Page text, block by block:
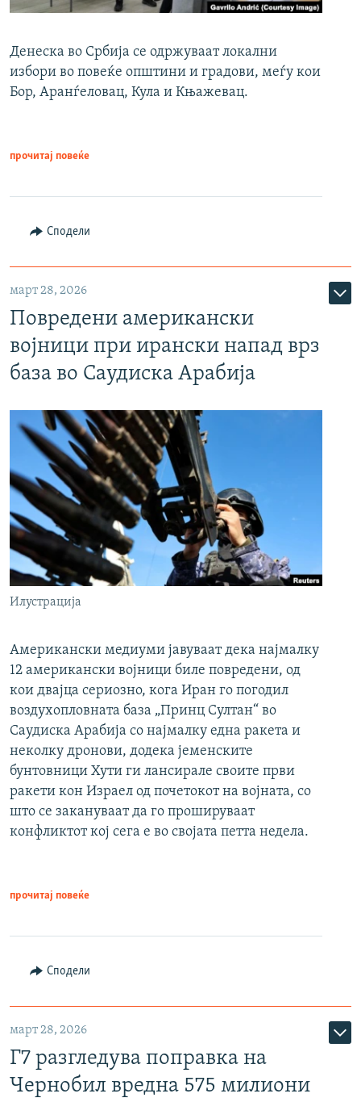
Денеска во Србија се одржуваат локални
избори во повеќе општини и градови, меѓу кои
Бор, Аранѓеловац, Кула и Књажевац.
прочитај повеќе
Сподели
март 28, 2026
Повредени американски
војници при ирански напад врз
база во Саудиска Арабија
Илустрација
Американски медиуми јавуваат дека најмалку
12 американски војници биле повредени, од
кои двајца сериозно, кога Иран го погодил
воздухопловната база „Принц Султан“ во
Саудиска Арабија со најмалку една ракета и
неколку дронови, додека јеменските
бунтовници Хути ги лансирале своите први
ракети кон Израел од почетокот на војната, со
што се закануваат да го прошируваат
конфликтот кој сега е во својата петта недела.
прочитај повеќе
Сподели
март 28, 2026
Г7 разгледува поправка на
Чернобил вредна 575 милиони